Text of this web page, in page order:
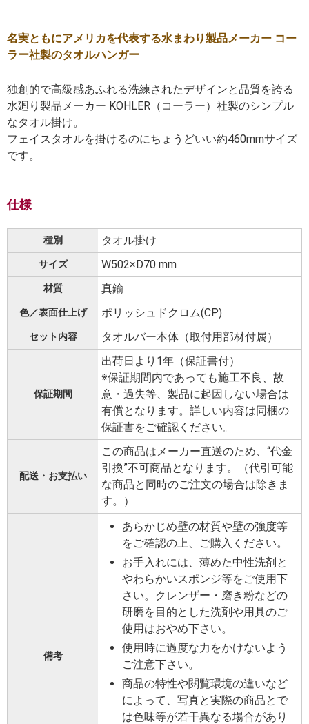
名実ともにアメリカを代表する水まわり製品メーカー コー
ラー社製のタオルハンガー
独創的で高級感あふれる洗練されたデザインと品質を誇る
水廻り製品メーカー KOHLER（コーラー）社製のシンプル
なタオル掛け。
フェイスタオルを掛けるのにちょうどいい約460mmサイズ
です。
仕様
種別 タオル掛け
サイズ W502×D70 mm
材質 真鍮
色／表面仕上げ ポリッシュドクロム(CP)
セット内容 タオルバー本体（取付用部材付属）
保証期間
出荷日より1年（保証書付）
※保証期間内であっても施工不良、故
意・過失等、製品に起因しない場合は
有償となります。詳しい内容は同梱の
保証書をご確認ください。
配送・お支払い
この商品はメーカー直送のため、“代金
引換”不可商品となります。（代引可能
な商品と同時のご注文の場合は除きま
す。）
備考
あらかじめ壁の材質や壁の強度等
をご確認の上、ご購入ください。
お手入れには、薄めた中性洗剤と
やわらかいスポンジ等をご使用下
さい。クレンザー・磨き粉などの
研磨を目的とした洗剤や用具のご
使用はおやめ下さい。
使用時に過度な力をかけないよう
ご注意下さい。
商品の特性や閲覧環境の違いなど
によって、写真と実際の商品とで
は色味等が若干異なる場合があり